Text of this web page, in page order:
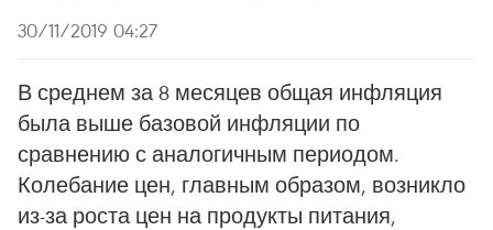
30/11/2019 04:27
В среднем за 8 месяцев общая инфляция
была выше базовой инфляции по
сравнению с аналогичным периодом.
Колебание цен, главным образом, возникло
из-за роста цен на продукты питания,